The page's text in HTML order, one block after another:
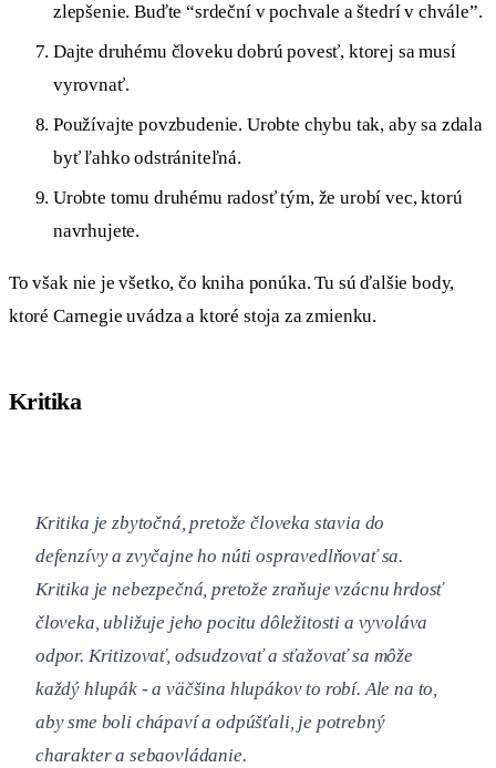
zlepšenie. Buďte “srdeční v pochvale a štedrí v chvále”.
Dajte druhému človeku dobrú povesť, ktorej sa musí
vyrovnať.
Používajte povzbudenie. Urobte chybu tak, aby sa zdala
byť ľahko odstrániteľná.
Urobte tomu druhému radosť tým, že urobí vec, ktorú
navrhujete.
To však nie je všetko, čo kniha ponúka. Tu sú ďalšie body,
ktoré Carnegie uvádza a ktoré stoja za zmienku.
Kritika
Kritika je zbytočná, pretože človeka stavia do
defenzívy a zvyčajne ho núti ospravedlňovať sa.
Kritika je nebezpečná, pretože zraňuje vzácnu hrdosť
človeka, ubližuje jeho pocitu dôležitosti a vyvoláva
odpor. Kritizovať, odsudzovať a sťažovať sa môže
každý hlupák - a väčšina hlupákov to robí. Ale na to,
aby sme boli chápaví a odpúšťali, je potrebný
charakter a sebaovládanie.